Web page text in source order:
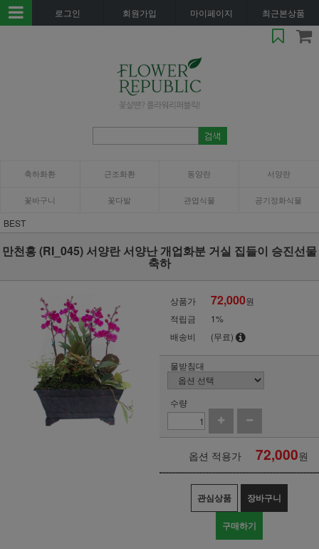
로그인 회원가입 마이페이지 최근본상품
축하화환 근조화환 동양란 서양란
꽃바구니 꽃다발 관엽식물 공기정화식물
BEST
만천홍 (RI_045) 서양란 서양난 개업화분 거실 집들이 승진선물
축하
상품가 72,000원
적립금
1%
배송비
(무료)
물받침대
수량
옵션 적용가 72,000원
관심상품 장바구니
구매하기